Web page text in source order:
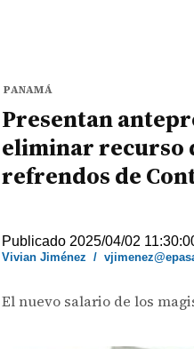
PANAMÁ
Presentan
eliminar recurso
refrendos de
Publicado 2025/04/02
Vivian Jiménez /
El nuevo salario de los